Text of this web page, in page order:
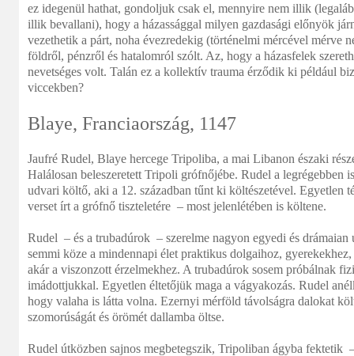
ez idegenül hathat, gondoljuk csak el, mennyire nem illik
illik bevallani), hogy a házassággal milyen gazdasági előnyök
vezethetik a párt, noha évezredekig (történelmi mércével mérve
földről, pénzről és hatalomról szólt. Az, hogy a házasfelek
nevetséges volt. Talán ez a kollektív trauma érződik ki például
viccekben?
Blaye, Franciaország, 1147
Jaufré Rudel, Blaye hercege Tripoliba, a mai Libanon északi
Halálosan beleszeretett Tripoli grófnőjébe. Rudel a legrégebben
udvari költő, aki a 12. században tűnt ki költészetével. Egyetlen
verset írt a grófnő tiszteletére – most jelenlétében is költene.
Rudel – és a trubadúrok – szerelme nagyon egyedi és drámaian
semmi köze a mindennapi élet praktikus dolgaihoz,
akár a viszonzott érzelmekhez. A trubadúrok sosem próbálnak
imádottjukkal. Egyetlen éltetőjük maga a vágyakozás. Rudel
hogy valaha is látta volna. Ezernyi mérföld távolságra dalokat
szomorúságát és örömét dallamba öltse.
Rudel útközben sajnos megbetegszik, Tripoliban ágyba fektetik